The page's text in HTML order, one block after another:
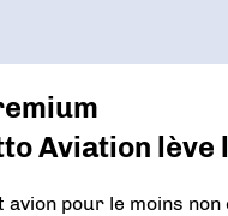
Aviation lève
avion pour le moins